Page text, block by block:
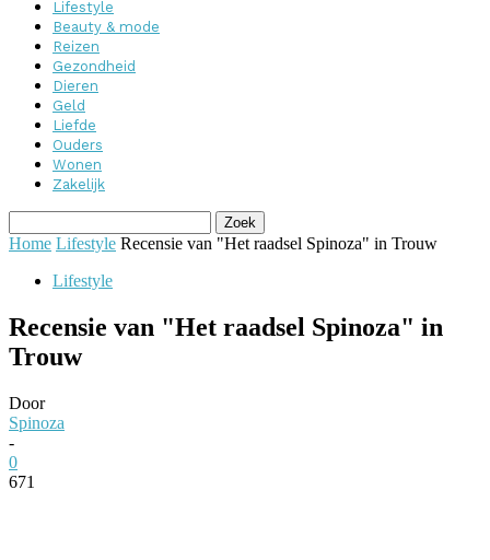
Lifestyle
Beauty & mode
Reizen
Gezondheid
Dieren
Geld
Liefde
Ouders
Wonen
Zakelijk
Home Lifestyle Recensie van "Het raadsel Spinoza" in Trouw
Lifestyle
Recensie van "Het raadsel Spinoza" in
Trouw
Door
Spinoza
-
0
671